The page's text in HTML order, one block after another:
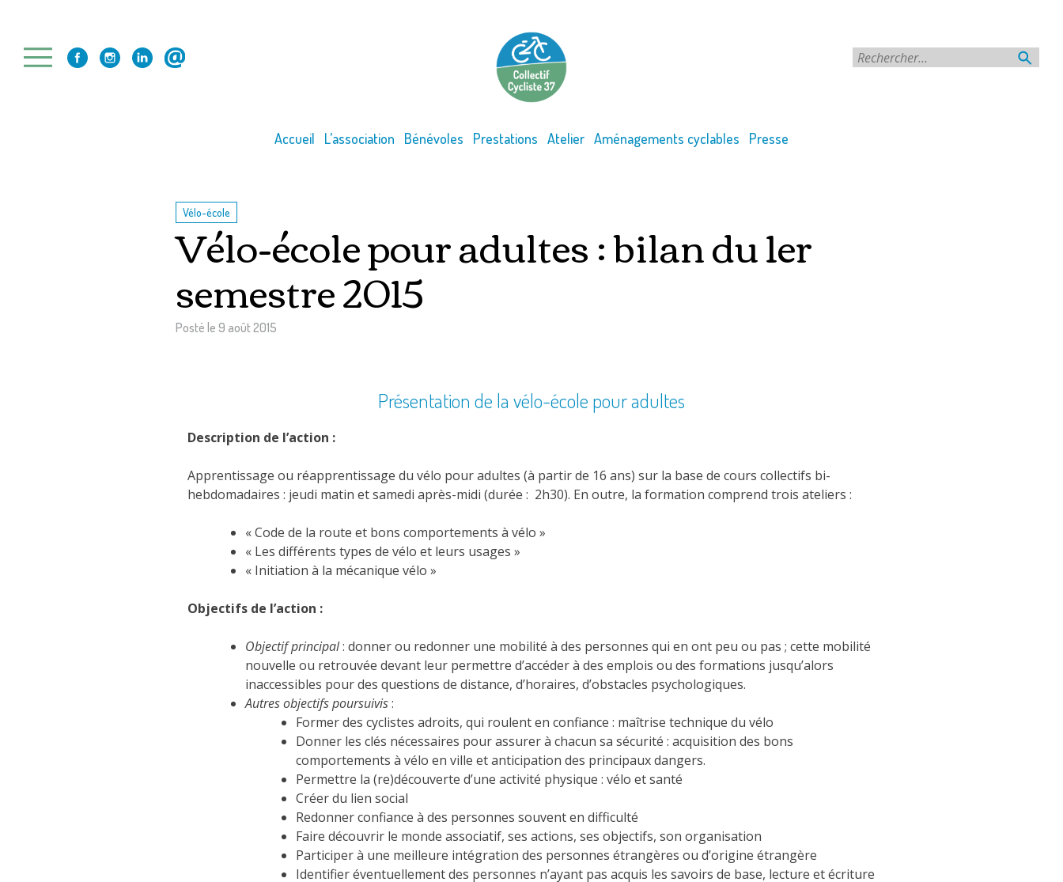
content
Accueil L’association Bénévoles Prestations Atelier Aménagements cyclables Presse
Vélo-école
Vélo-école pour adultes : bilan du 1er
semestre 2015
Posté le 9 août 2015
Présentation de la vélo-école pour adultes
Description de l’action :
Apprentissage ou réapprentissage du vélo pour adultes (à partir de 16 ans) sur la base de cours collectifs bi-
hebdomadaires : jeudi matin et samedi après-midi (durée : 2h30). En outre, la formation comprend trois ateliers :
« Code de la route et bons comportements à vélo »
« Les différents types de vélo et leurs usages »
« Initiation à la mécanique vélo »
Objectifs de l’action :
Objectif principal: donner ou redonner une mobilité à des personnes qui en ont peu ou pas ; cette mobilité
nouvelle ou retrouvée devant leur permettre d’accéder à des emplois ou des formations jusqu’alors
inaccessibles pour des questions de distance, d’horaires, d’obstacles psychologiques.
Autres objectifs poursuivis:
Former des cyclistes adroits, qui roulent en confiance : maîtrise technique du vélo
Donner les clés nécessaires pour assurer à chacun sa sécurité : acquisition des bons
comportements à vélo en ville et anticipation des principaux dangers.
Permettre la (re)découverte d’une activité physique : vélo et santé
Créer du lien social
Redonner confiance à des personnes souvent en difficulté
Faire découvrir le monde associatif, ses actions, ses objectifs, son organisation
Participer à une meilleure intégration des personnes étrangères ou d’origine étrangère
Identifier éventuellement des personnes n’ayant pas acquis les savoirs de base, lecture et écriture